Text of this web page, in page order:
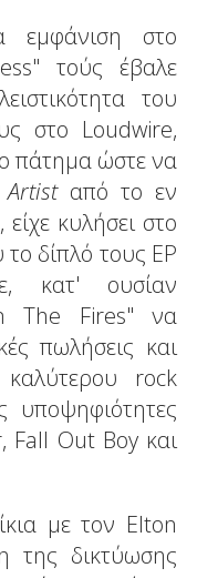
στο
τούς έβαλε
του
στο Loudwire,
πάτημα ώστε να
από το εν
κυλήσει στο
δίπλό τους EP
κατ' ουσίαν
The Fires" να
πωλήσεις και
rock
υποψηφιότητες
Fall Out Boy και
με τον Elton
της δικτύωσης